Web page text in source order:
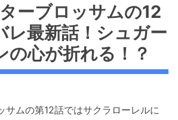
ーブロッサムの12
レ最新話！シュガー
の心が折れる！？
サムの第12話ではサクラローレルに